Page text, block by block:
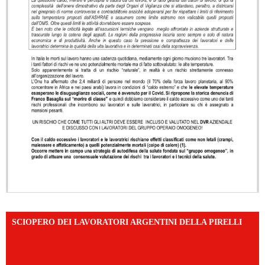
SCIOPERO DEI LAVORATORI ARGENTINI DELLA PIRELLI